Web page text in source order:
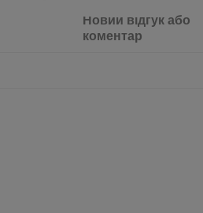
Новий відгук або
коментар